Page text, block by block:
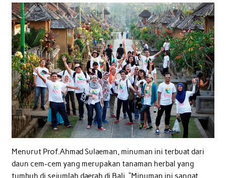
Menurut Prof.Ahmad Sulaeman, minuman ini terbuat dari
daun cem-cem yang merupakan tanaman herbal yang
tumbuh di sejumlah daerah di Bali. “Minuman ini sangat